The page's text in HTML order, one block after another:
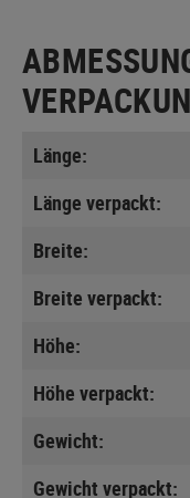
Länge:
Länge verpackt:
Breite:
Breite verpackt:
Höhe:
Höhe verpackt:
Gewicht:
Gewicht verpackt: